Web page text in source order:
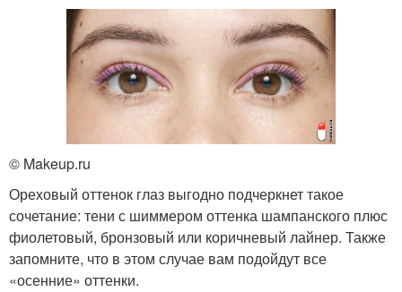
© Makeup.ru
Ореховый оттенок глаз выгодно подчеркнет такое
сочетание: тени с шиммером оттенка шампанского плюс
фиолетовый, бронзовый или коричневый лайнер. Также
запомните, что в этом случае вам подойдут все
«осенние» оттенки.